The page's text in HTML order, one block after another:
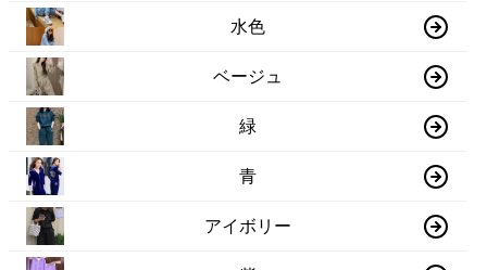
水色
ベージュ
緑
青
アイボリー